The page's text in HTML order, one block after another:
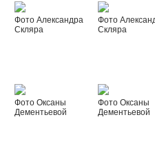
Фото Александра
Скляра
Фото
Скляра
Фото Оксаны
Дементьевой
Фото Оксаны
Дементьевой